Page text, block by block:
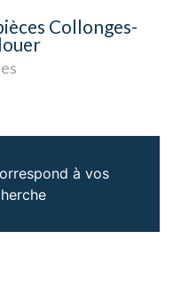
Collonges-
à vos